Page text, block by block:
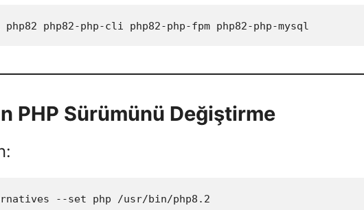
php82-php-cli php82-php-fpm php82-php-mysql
PHP Sürümünü Değiştirme
--set php /usr/bin/php8.2